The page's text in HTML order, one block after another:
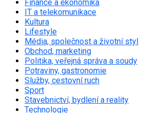
Finance a ekonomika
IT a telekomunikace
Kultura
Lifestyle
Média, společnost a životní styl
Obchod, marketing
Politika, veřejná správa a soudy
Potraviny, gastronomie
Služby, cestovní ruch
Sport
Stavebnictví, bydlení a reality
Technologie